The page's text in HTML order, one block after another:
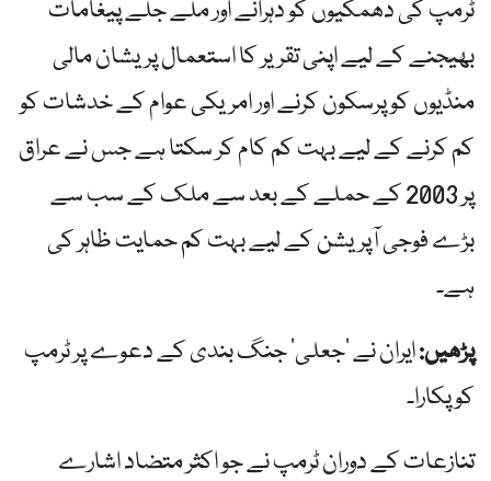
ٹرمپ کی دھمکیوں کو دہرانے اور ملے جلے پیغامات
بھیجنے کے لیے اپنی تقریر کا استعمال پریشان مالی
منڈیوں کو پرسکون کرنے اور امریکی عوام کے خدشات کو
کم کرنے کے لیے بہت کم کام کر سکتا ہے جس نے عراق
پر 2003 کے حملے کے بعد سے ملک کے سب سے
بڑے فوجی آپریشن کے لیے بہت کم حمایت ظاہر کی
ہے۔
پڑھیں:ایران نے ‘جعلی’ جنگ بندی کے دعوے پر ٹرمپ
کو پکارا۔
تنازعات کے دوران ٹرمپ نے جو اکثر متضاد اشارے